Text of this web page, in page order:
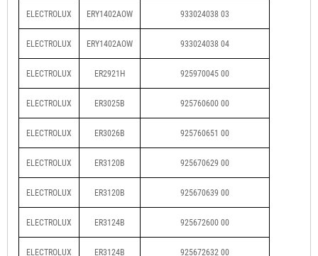
ELECTROLUX ERY1402AOW 933024038 03
ELECTROLUX ERY1402AOW 933024038 04
ELECTROLUX ER2921H 925970045 00
ELECTROLUX ER3025B 925760600 00
ELECTROLUX ER3026B 925760651 00
ELECTROLUX ER3120B 925670629 00
ELECTROLUX ER3120B 925670639 00
ELECTROLUX ER3124B 925672600 00
ELECTROLUX ER3124B 925672632 00